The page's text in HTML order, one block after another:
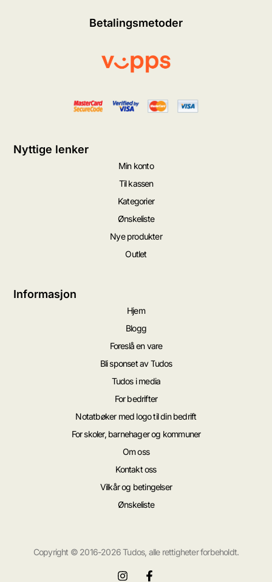
Betalingsmetoder
Nyttige lenker
Min konto
Til kassen
Kategorier
Ønskeliste
Nye produkter
Outlet
Informasjon
Hjem
Blogg
Foreslå en vare
Bli sponset av Tudos
Tudos i media
For bedrifter
Notatbøker med logo til din bedrift
For skoler, barnehager og kommuner
Om oss
Kontakt oss
Vilkår og betingelser
Ønskeliste
Copyright © 2016-2026 Tudos, alle rettigheter forbeholdt.